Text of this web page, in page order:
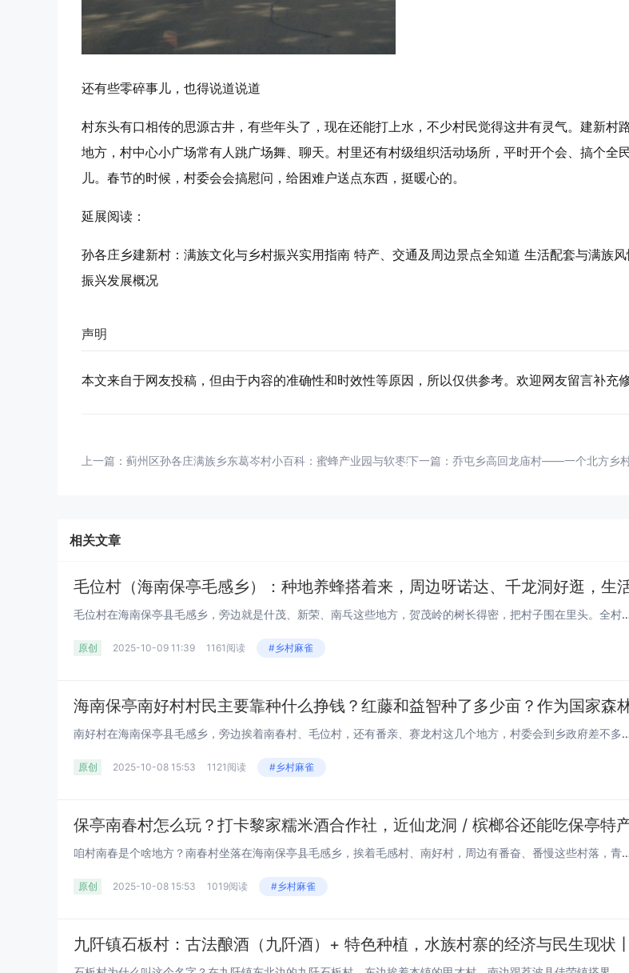
还有些零碎事儿，也得说道说道
村东头有口相传的思源古井，有些年头了，现在还能打上水，不少村民觉得这井有灵气。建新村
地方，村中心小广场常有人跳广场舞、聊天。村里还有村级组织活动场所，平时开个会、搞个全
儿。春节的时候，村委会会搞慰问，给困难户送点东西，挺暖心的。
延展阅读：
孙各庄乡建新村：满族文化与乡村振兴实用指南 特产、交通及周边景点全知道 生活配套与满族
振兴发展概况
声明
本文来自于网友投稿，但由于内容的准确性和时效性等原因，所以仅供参考。欢迎网友留言补充
上一篇： 蓟州区孙各庄满族乡东葛岑村小百科：蜜蜂产业园与软枣猕猴桃基地丨蓟 41 路直达与农民丰收节丨
下一篇： 乔屯乡高回龙庙村——一个北方乡村
相关文章
毛位村（海南保亭毛感乡）：种地养蜂搭着来，周边呀诺达、千龙洞好逛，生
毛位村在海南保亭县毛感乡，旁边就是什茂、新荣、南乓这些地方，贺茂
原创 2025-10-09 11:39 1161阅读 #乡村麻雀
南好村在海南保亭县毛感乡，旁边挨着南春村、毛位村，还有番亲、赛
原创 2025-10-08 15:53 1121阅读 #乡村麻雀
咱村南春是个啥地方？南春村坐落在海南保亭县毛感乡，挨着毛感村、南好
原创 2025-10-08 15:53 1019阅读 #乡村麻雀